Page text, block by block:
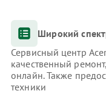
Широкий
Сервисный центр
качественный
онлайн. Также
техники